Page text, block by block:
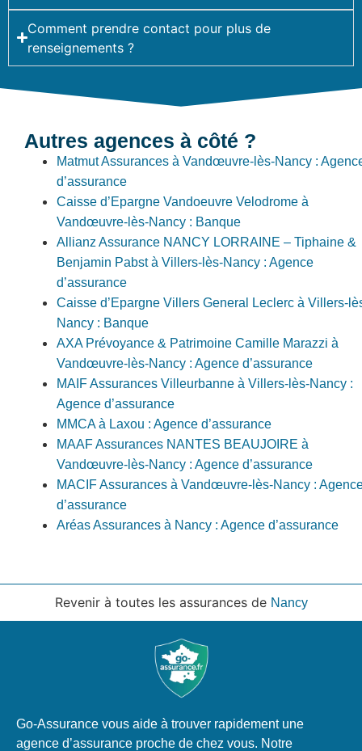
Comment prendre contact pour plus de
renseignements ?
Autres agences à côté ?
Matmut Assurances à Vandœuvre-lès-Nancy :
d’assurance
Caisse d’Epargne Vandoeuvre Velodrome à
Vandœuvre-lès-Nancy : Banque
Allianz Assurance NANCY LORRAINE – Tiphaine &
Benjamin Pabst à Villers-lès-Nancy : Agence
d’assurance
Caisse d’Epargne Villers General Leclerc à Villers-
Nancy : Banque
AXA Prévoyance & Patrimoine Camille Marazzi à
Vandœuvre-lès-Nancy : Agence d’assurance
MAIF Assurances Villeurbanne à Villers-lès-Nancy :
Agence d’assurance
MMCA à Laxou : Agence d’assurance
MAAF Assurances NANTES BEAUJOIRE à
Vandœuvre-lès-Nancy : Agence d’assurance
MACIF Assurances à Vandœuvre-lès-Nancy :
d’assurance
Aréas Assurances à Nancy : Agence d’assurance
Revenir à toutes les assurances de Nancy
Go-Assurance vous aide à trouver rapidement une
agence d’assurance proche de chez vous. Notre